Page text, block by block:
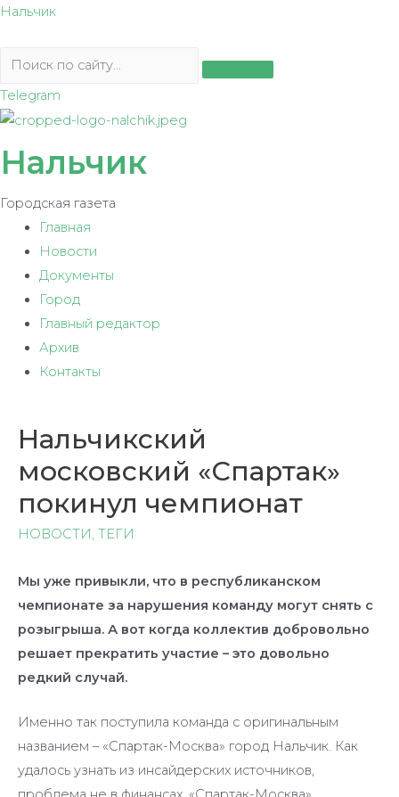
Перейти
содержимому
Нальчик
Telegram
Нальчик
Городская газета
Главная
Новости
Документы
Город
Главный редактор
Архив
Контакты
Нальчикский
московский «Спартак»
покинул чемпионат
НОВОСТИ, ТЕГИ
Мы уже привыкли, что в республиканском
чемпионате за нарушения команду могут снять с
розыгрыша. А вот когда коллектив добровольно
решает прекратить участие – это довольно
редкий случай.
Именно так поступила команда с оригинальным
названием – «Спартак-Москва» город Нальчик. Как
удалось узнать из инсайдерских источников,